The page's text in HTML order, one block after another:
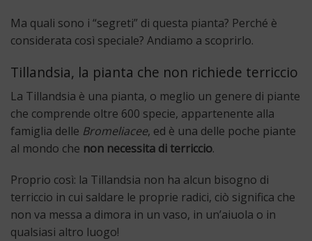
Ma quali sono i “segreti” di questa pianta? Perché è
considerata così speciale? Andiamo a scoprirlo.
Tillandsia, la pianta che non richiede terriccio
La Tillandsia è una pianta, o meglio un genere di piante
che comprende oltre 600 specie, appartenente alla
famiglia delle Bromeliacee, ed è una delle poche piante
al mondo che non necessita di terriccio.
Proprio così: la Tillandsia non ha alcun bisogno di
terriccio in cui saldare le proprie radici, ciò significa che
non va messa a dimora in un vaso, in un’aiuola o in
qualsiasi altro luogo!